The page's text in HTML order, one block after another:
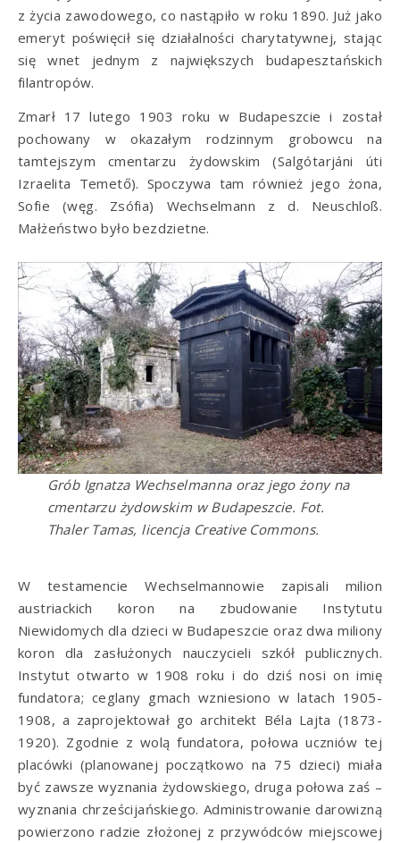
z życia zawodowego, co nastąpiło w roku 1890. Już jako
emeryt poświęcił się działalności charytatywnej, stając
się wnet jednym z największych budapesztańskich
filantropów.
Zmarł 17 lutego 1903 roku w Budapeszcie i został
pochowany w okazałym rodzinnym grobowcu na
tamtejszym cmentarzu żydowskim (Salgótarjáni úti
Izraelita Temető). Spoczywa tam również jego żona,
Sofie (węg. Zsófia) Wechselmann z d. Neuschloß.
Małżeństwo było bezdzietne.
Grób Ignatza Wechselmanna oraz jego żony na
cmentarzu żydowskim w Budapeszcie. Fot.
Thaler Tamas, licencja Creative Commons.
W testamencie Wechselmannowie zapisali milion
austriackich koron na zbudowanie Instytutu
Niewidomych dla dzieci w Budapeszcie oraz dwa miliony
koron dla zasłużonych nauczycieli szkół publicznych.
Instytut otwarto w 1908 roku i do dziś nosi on imię
fundatora; ceglany gmach wzniesiono w latach 1905-
1908, a zaprojektował go architekt Béla Lajta (1873-
1920). Zgodnie z wolą fundatora, połowa uczniów tej
placówki (planowanej początkowo na 75 dzieci) miała
być zawsze wyznania żydowskiego, druga połowa zaś –
wyznania chrześcijańskiego. Administrowanie darowizną
powierzono radzie złożonej z przywódców miejscowej